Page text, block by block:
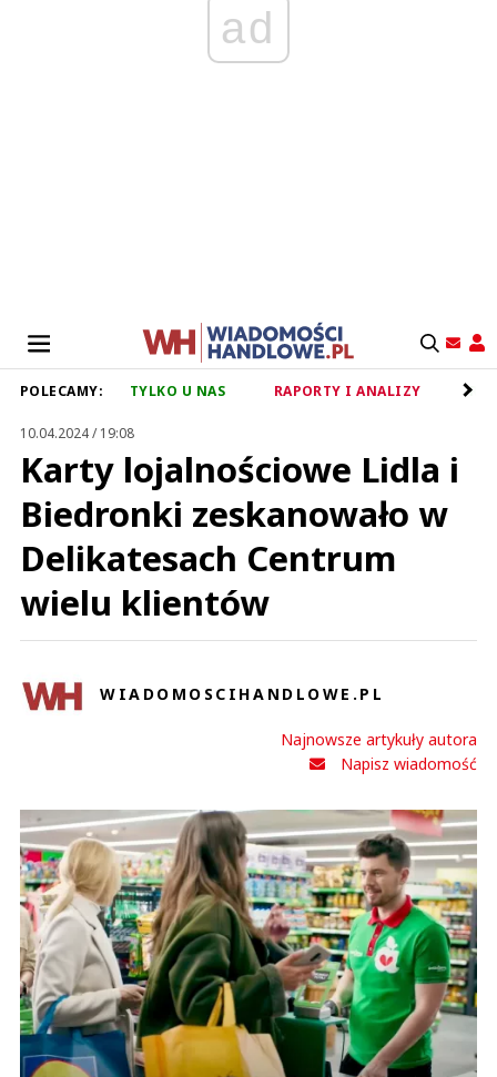
ad
POLECAMY: TYLKO U NAS RAPORTY I ANALIZY
10.04.2024 / 19:08
Karty lojalnościowe Lidla i
Biedronki zeskanowało w
Delikatesach Centrum
wielu klientów
WIADOMOSCIHANDLOWE.PL
Najnowsze artykuły autora
Napisz wiadomość